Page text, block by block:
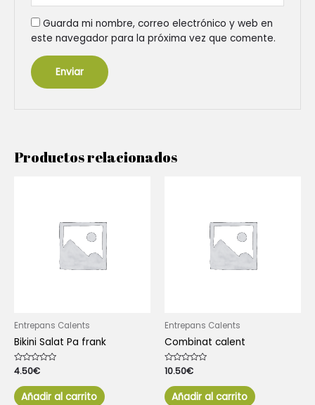
Guarda mi nombre, correo electrónico y web en
este navegador para la próxima vez que comente.
Productos relacionados
Entrepans Calents
Bikini Salat Pa frank
Valorado
con
de
5
4.50€
Añadir al carrito
Entrepans Calents
Combinat calent
Valorado
con
de
5
10.50€
Añadir al carrito